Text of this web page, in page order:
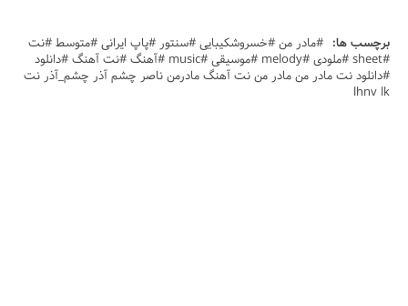
برچسب ها: #مادر من #خسروشکیبایی #سنتور #پاپ ایرانی #متوسط #نت
#sheet #ملودی #melody #موسیقی #music #آهنگ #نت آهنگ #دانلود
#دانلود نت مادر من مادر من نت آهنگ مادرمن ناصر چشم آذر چشم_آذر نت
lhnv lk